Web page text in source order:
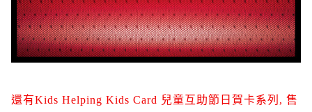
還有Kids Helping Kids Card 兒童互助節日賀卡系列, 售